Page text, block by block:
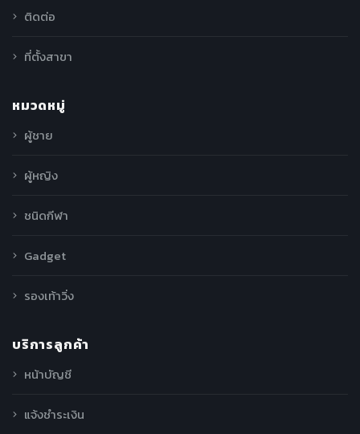
ติดต่อ
ที่ตั้งสาขา
หมวดหมู่
ผู้ชาย
ผู้หญิง
ชนิดกีฬา
Gadget
รองเท้าวิ่ง
บริการลูกค้า
หน้าบัญชี
แจ้งชำระเงิน